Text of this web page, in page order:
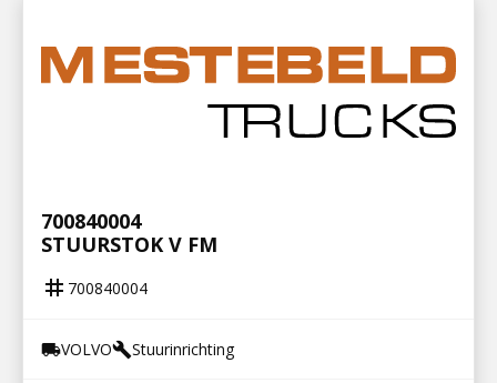
700840004
STUURSTOK V FM
tag 700840004
local_shippingVOLVObuildStuurinrichting